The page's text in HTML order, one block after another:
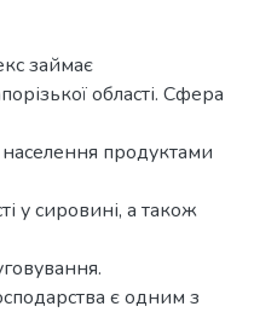
займає
області. Сфера
продуктами
у сировині, а також
є одним з